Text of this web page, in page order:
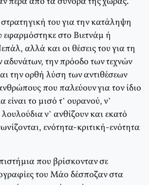
του για την κατάληψη
εφαρμόστηκε στο Βιετνάμ ή
αλλά και οι θέσεις του για τη
αδυνάτων, την πρόοδο των τεχνών
την ορθή λύση των αντιθέσεων
που παλεύουν για τον ίδιο
το μισό τ’ ουρανού, ν’
ν’ ανθίζουν και εκατό
ενότητα-κριτική-ενότητα
που βρίσκονταν σε
του Μάο δέσποζαν στα